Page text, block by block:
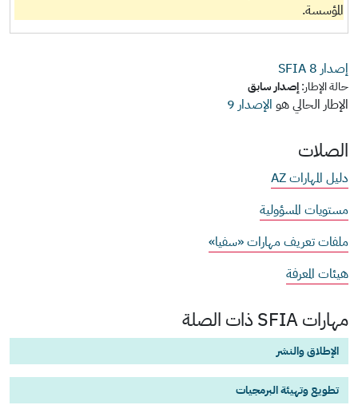
المؤسسة.
إصدار SFIA 8
حالة الإطار:إصدار سابق
الإطار الحالي هو الإصدار 9
الصلات
دليل المهارات AZ
مستويات المسؤولية
ملفات تعريف مهارات «سفيا»
هيئات المعرفة
مهارات SFIA ذات الصلة
الإطلاق والنشر
تطويع وتهيئة البرمجيات